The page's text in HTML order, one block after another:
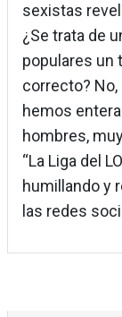
sexistas
¿Se trata de
populares un
correcto?
hemos
hombres,
“La Liga del
humillando y
las redes